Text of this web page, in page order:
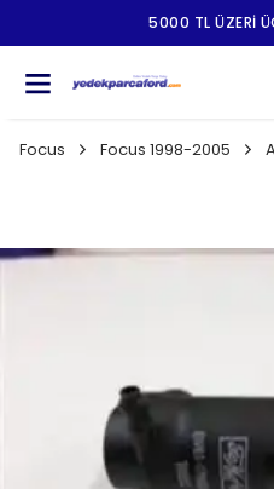
5000 TL ÜZERI
Focus Focus 1998-2005